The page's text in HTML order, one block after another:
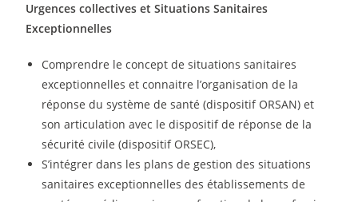
Urgences collectives et Situations Sanitaires
Exceptionnelles
Comprendre le concept de situations sanitaires
exceptionnelles et connaitre l’organisation de la
réponse du système de santé (dispositif ORSAN) et
son articulation avec le dispositif de réponse de la
sécurité civile (dispositif ORSEC),
S’intégrer dans les plans de gestion des situations
sanitaires exceptionnelles des établissements de